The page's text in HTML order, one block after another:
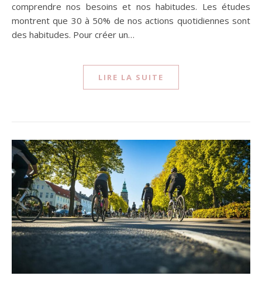
comprendre nos besoins et nos habitudes. Les études
montrent que 30 à 50% de nos actions quotidiennes sont
des habitudes. Pour créer un…
LIRE LA SUITE